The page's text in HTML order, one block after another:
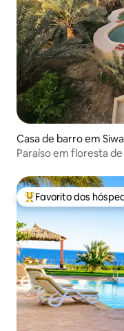
Casa de barro em
Paraíso em floresta
Favoritos dos
Favorito dos